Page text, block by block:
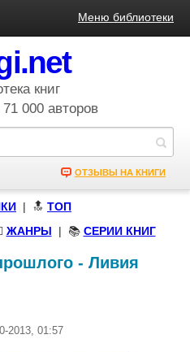
Меню библиотеки
книг
71 000 авторов
ОТЗЫВЫ НА КНИГИ
| 🔝 ТОП
ЖАНРЫ | 📚 СЕРИИ КНИГ
- Ливия
2013, 01:57